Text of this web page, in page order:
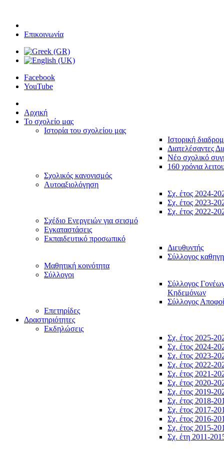
Επικοινωνία
Facebook
YouTube
Αρχική
Το σχολείο μας
Ιστορία του σχολείου μας
Ιστορική
Διατελέσαντες
Νέο σχολικό
160 χρόνια
Σχολικός κανονισμός
Αυτοαξιολόγηση
Σχ. έτος 2024-
Σχ. έτος 2023-
Σχ. έτος 2022-
Σχέδιο Ενεργειών για σεισμό
Εγκαταστάσεις
Εκπαιδευτικό προσωπικό
Διευθυντής
Σύλλογος
Μαθητική κοινότητα
Σύλλογοι
Σύλλογος
Κηδεμόνων
Σύλλογος
Επετηρίδες
Δραστηριότητες
Εκδηλώσεις
Σχ. έτος 2025-
Σχ. έτος 2024-
Σχ. έτος 2023-
Σχ. έτος 2022-
Σχ. έτος 2021-
Σχ. έτος 2020-
Σχ. έτος 2019-
Σχ. έτος 2018-
Σχ. έτος 2017-
Σχ. έτος 2016-
Σχ. έτος 2015-
Σχ. έτη 2011-